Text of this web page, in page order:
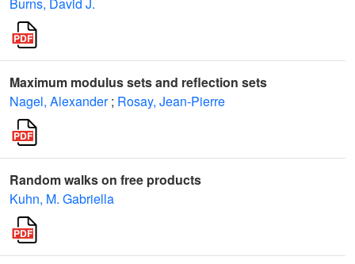
Maximum modulus sets and reflection sets
Nagel, Alexander ; Rosay, Jean-Pierre
Random walks on free products
Kuhn, M. Gabriella